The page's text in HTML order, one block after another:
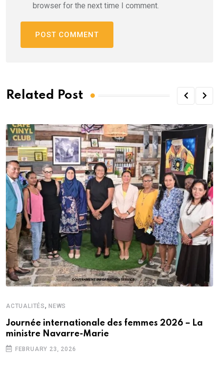
browser for the next time I comment.
Related Post
ACTUALITÉS, NEWS
Journée internationale des femmes 2026 – La
ministre Navarre-Marie
FEBRUARY 23, 2026